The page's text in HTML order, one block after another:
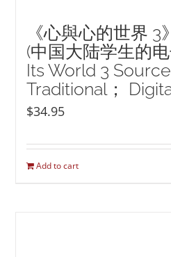
《心與心的世界
(中国大陆学生的
Its World 3
Traditional；
$34.95
Add to cart